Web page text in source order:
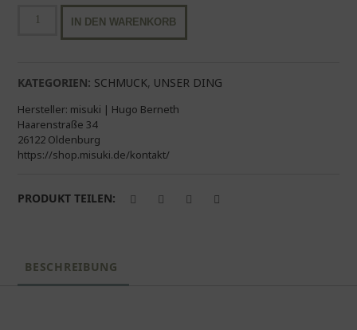
Ohrhänger
salbei
IN DEN WARENKORB
KATEGORIEN: SCHMUCK, UNSER DING
Hersteller: misuki | Hugo Berneth
Haarenstraße 34
26122 Oldenburg
https://shop.misuki.de/kontakt/
PRODUKT TEILEN:
BESCHREIBUNG